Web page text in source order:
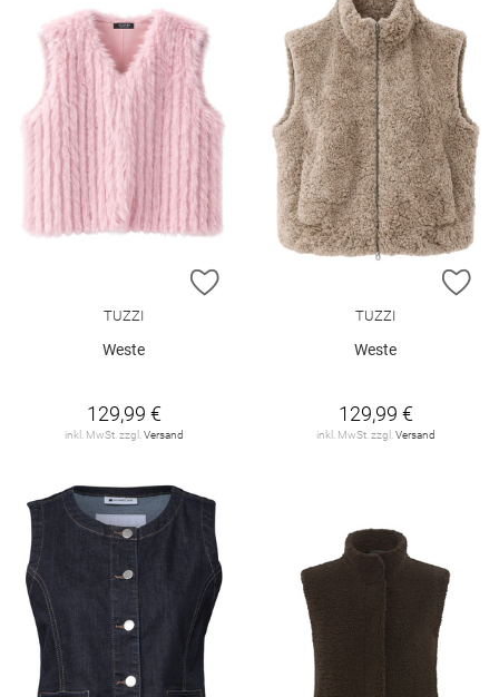
ZUR WUNSCHLISTE HINZUFÜGEN
TUZZI
Weste
129,99 €
inkl. MwSt. zzgl.Versand
TUZZI
Weste
129,99 €
inkl. MwSt. zzgl.Versand